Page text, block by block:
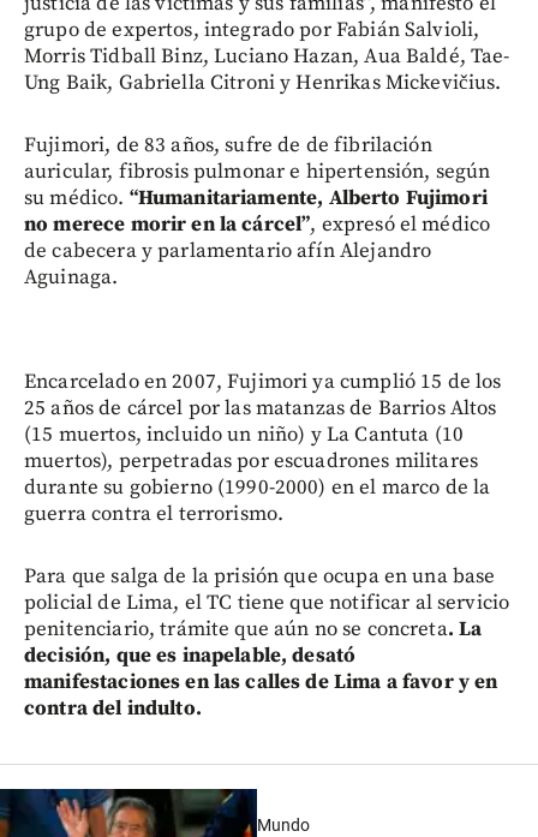
grupo de expertos, integrado por Fabián Salvioli,
Morris Tidball Binz, Luciano Hazan, Aua Baldé, Tae-
Ung Baik, Gabriella Citroni y Henrikas Mickevičius.
Fujimori, de 83 años, sufre de de fibrilación
auricular, fibrosis pulmonar e hipertensión, según
su médico. “Humanitariamente, Alberto Fujimori
no merece morir en la cárcel”, expresó el médico
de cabecera y parlamentario afín Alejandro
Aguinaga.
Encarcelado en 2007, Fujimori ya cumplió 15 de los
25 años de cárcel por las matanzas de Barrios Altos
(15 muertos, incluido un niño) y La Cantuta (10
muertos), perpetradas por escuadrones militares
durante su gobierno (1990-2000) en el marco de la
guerra contra el terrorismo.
Para que salga de la prisión que ocupa en una base
policial de Lima, el TC tiene que notificar al servicio
penitenciario, trámite que aún no se concreta. La
decisión, que es inapelable, desató
manifestaciones en las calles de Lima a favor y en
contra del indulto.
Mundo